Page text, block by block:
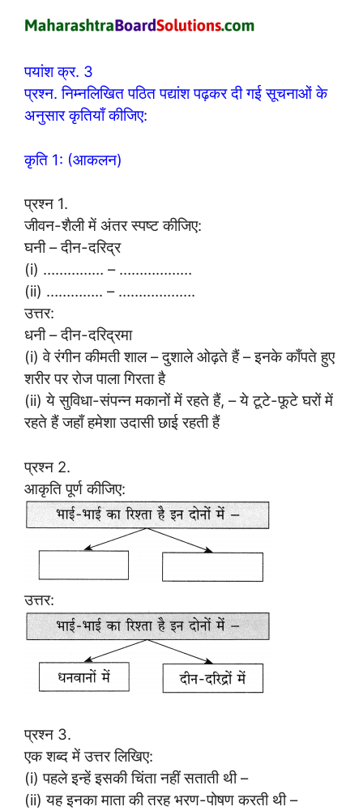
पयांश क्र. 3
प्रश्न. निम्नलिखित पठित पद्यांश पढ़कर दी गई सूचनाओं के
अनुसार कृतियाँ कीजिए:
कृति 1: (आकलन)
प्रश्न 1.
जीवन-शैली में अंतर स्पष्ट कीजिए:
घनी – दीन-दरिद्र
(i) …………… – ………………
(ii) ………….. – ……………….
उत्तर:
धनी – दीन-दरिद्रमा
(i) वे रंगीन कीमती शाल – दुशाले ओढ़ते हैं – इनके काँपते हुए
शरीर पर रोज पाला गिरता है
(ii) ये सुविधा-संपन्न मकानों में रहते हैं, – ये टूटे-फूटे घरों में
रहते हैं जहाँ हमेशा उदासी छाई रहती हैं
प्रश्न 2.
आकृति पूर्ण कीजिए:
उत्तर:
प्रश्न 3.
एक शब्द में उत्तर लिखिए:
(i) पहले इन्हें इसकी चिंता नहीं सताती थी –
(ii) यह इनका माता की तरह भरण-पोषण करती थी –